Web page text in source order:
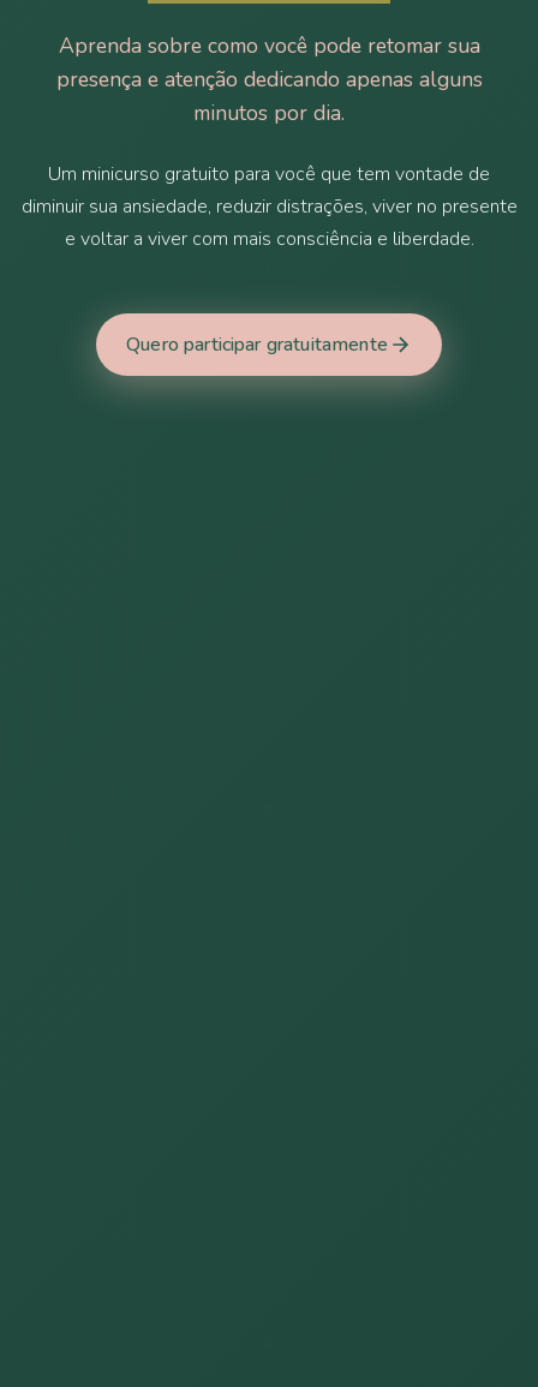
Aprenda sobre como você pode retomar sua
presença e atenção dedicando apenas alguns
minutos por dia.
Um minicurso gratuito para você que tem vontade de
diminuir sua ansiedade, reduzir distrações, viver no presente
e voltar a viver com mais consciência e liberdade.
Quero participar gratuitamente